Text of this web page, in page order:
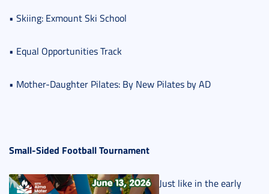
• Skiing: Exmount Ski School
• Equal Opportunities Track
• Mother-Daughter Pilates: By New Pilates by AD
Small-Sided Football Tournament
Just like in the early